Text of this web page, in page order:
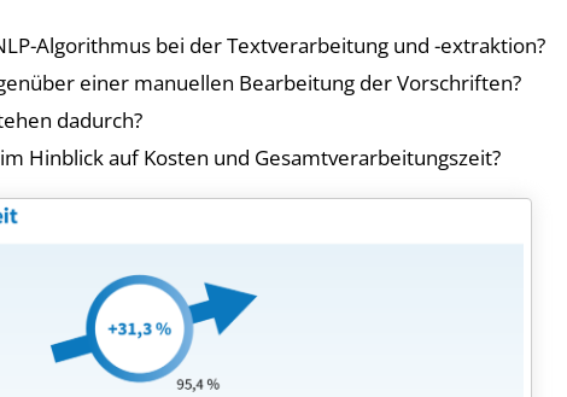
Algorithmus bei der Textverarbeitung und -extraktion?
einer manuellen Bearbeitung der Vorschriften?
dadurch?
Hinblick auf Kosten und Gesamtverarbeitungszeit?